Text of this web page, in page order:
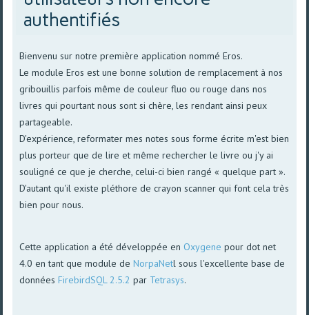
authentifiés
Bienvenu sur notre première application nommé Eros.
Le module Eros est une bonne solution de remplacement à nos
gribouillis parfois même de couleur fluo ou rouge dans nos
livres qui pourtant nous sont si chère, les rendant ainsi peux
partageable.
D'expérience, reformater mes notes sous forme écrite m'est bien
plus porteur que de lire et même rechercher le livre ou j'y ai
souligné ce que je cherche, celui-ci bien rangé « quelque part ».
D'autant qu'il existe pléthore de crayon scanner qui font cela très
bien pour nous.
Cette application a été développée en Oxygene pour dot net
4.0 en tant que module deNorpaNetl sous l'excellente base de
donnéesFirebirdSQL 2.5.2 par Tetrasys.